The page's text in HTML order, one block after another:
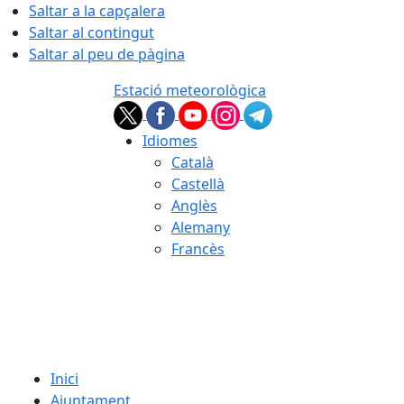
Saltar a la capçalera
Saltar al contingut
Saltar al peu de pàgina
Estació meteorològica
Idiomes
Català
Castellà
Anglès
Alemany
Francès
Inici